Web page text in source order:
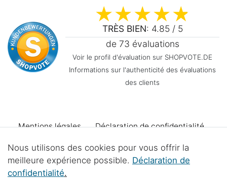
TRÈS BIEN: 4.85 / 5
de 73 évaluations
Voir le profil d'évaluation sur SHOPVOTE.DE
Informations sur l'authenticité des évaluations
des clients
Mentions légales Déclaration de confidentialité
Conditions générales Declaration d'accessibilité
Nous utilisons des cookies pour vous offrir la
meilleure expérience possible. Déclaration de
confidentialité.